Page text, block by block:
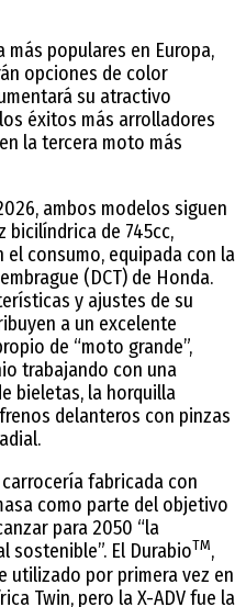
populares en Europa,
opciones de color
su atractivo
éxitos más arrolladores
la tercera moto más
ambos modelos siguen
de 745cc,
consumo, equipada con la
(DCT) de Honda.
y ajustes de su
a un excelente
de “moto grande”,
trabajando con una
bieletas, la horquilla
delanteros con pinzas
fabricada con
como parte del objetivo
para 2050 “la
sostenible”. El DurabioTM,
utilizado por primera vez en
Twin, pero la X-ADV fue la